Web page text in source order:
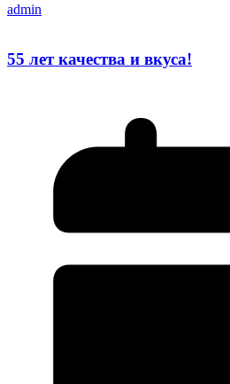
admin
55 лет качества и вкуса!